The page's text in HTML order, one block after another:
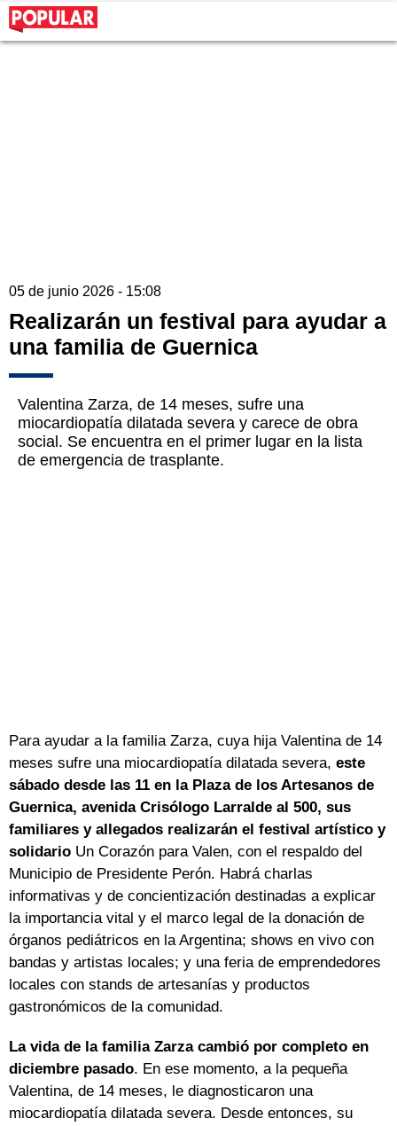
05 de junio 2026 - 15:08
Realizarán un festival para ayudar a
una familia de Guernica
Valentina Zarza, de 14 meses, sufre una
miocardiopatía dilatada severa y carece de obra
social. Se encuentra en el primer lugar en la lista
de emergencia de trasplante.
Para ayudar a la familia Zarza, cuya hija Valentina de 14
meses sufre una miocardiopatía dilatada severa, este
sábado desde las 11 en la Plaza de los Artesanos de
Guernica, avenida Crisólogo Larralde al 500, sus
familiares y allegados realizarán el festival artístico y
solidario Un Corazón para Valen, con el respaldo del
Municipio de Presidente Perón. Habrá charlas
informativas y de concientización destinadas a explicar
la importancia vital y el marco legal de la donación de
órganos pediátricos en la Argentina; shows en vivo con
bandas y artistas locales; y una feria de emprendedores
locales con stands de artesanías y productos
gastronómicos de la comunidad.
La vida de la familia Zarza cambió por completo en
diciembre pasado. En ese momento, a la pequeña
Valentina, de 14 meses, le diagnosticaron una
miocardiopatía dilatada severa. Desde entonces, su